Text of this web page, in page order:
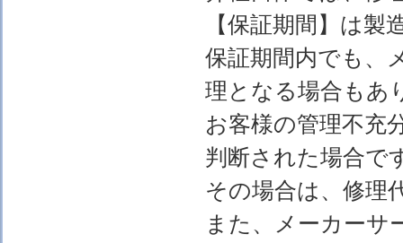
【保証期間】は
保証期間内でも、
理となる場合もあ
お客様の管理不充
判断された場合で
その場合は、修理
また、メーカーサ